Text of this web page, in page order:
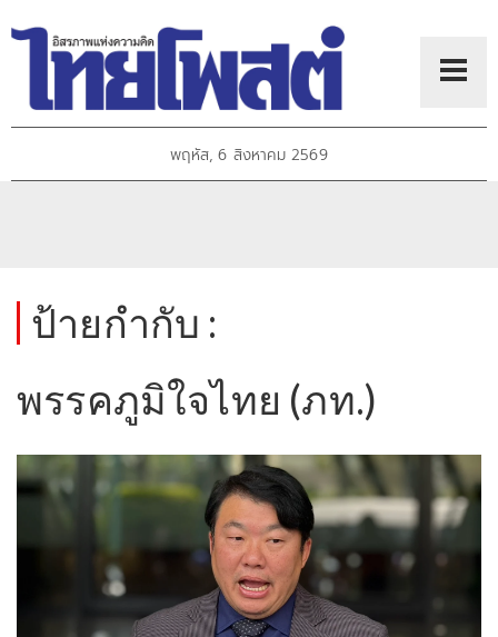
พฤหัส, 6 สิงหาคม 2569
ป้ายกำกับ :
พรรคภูมิใจไทย (ภท.)